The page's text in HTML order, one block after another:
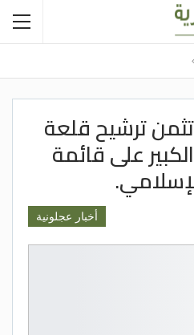
ترشيح قلعة
على قائمة
أخبار عجلونية